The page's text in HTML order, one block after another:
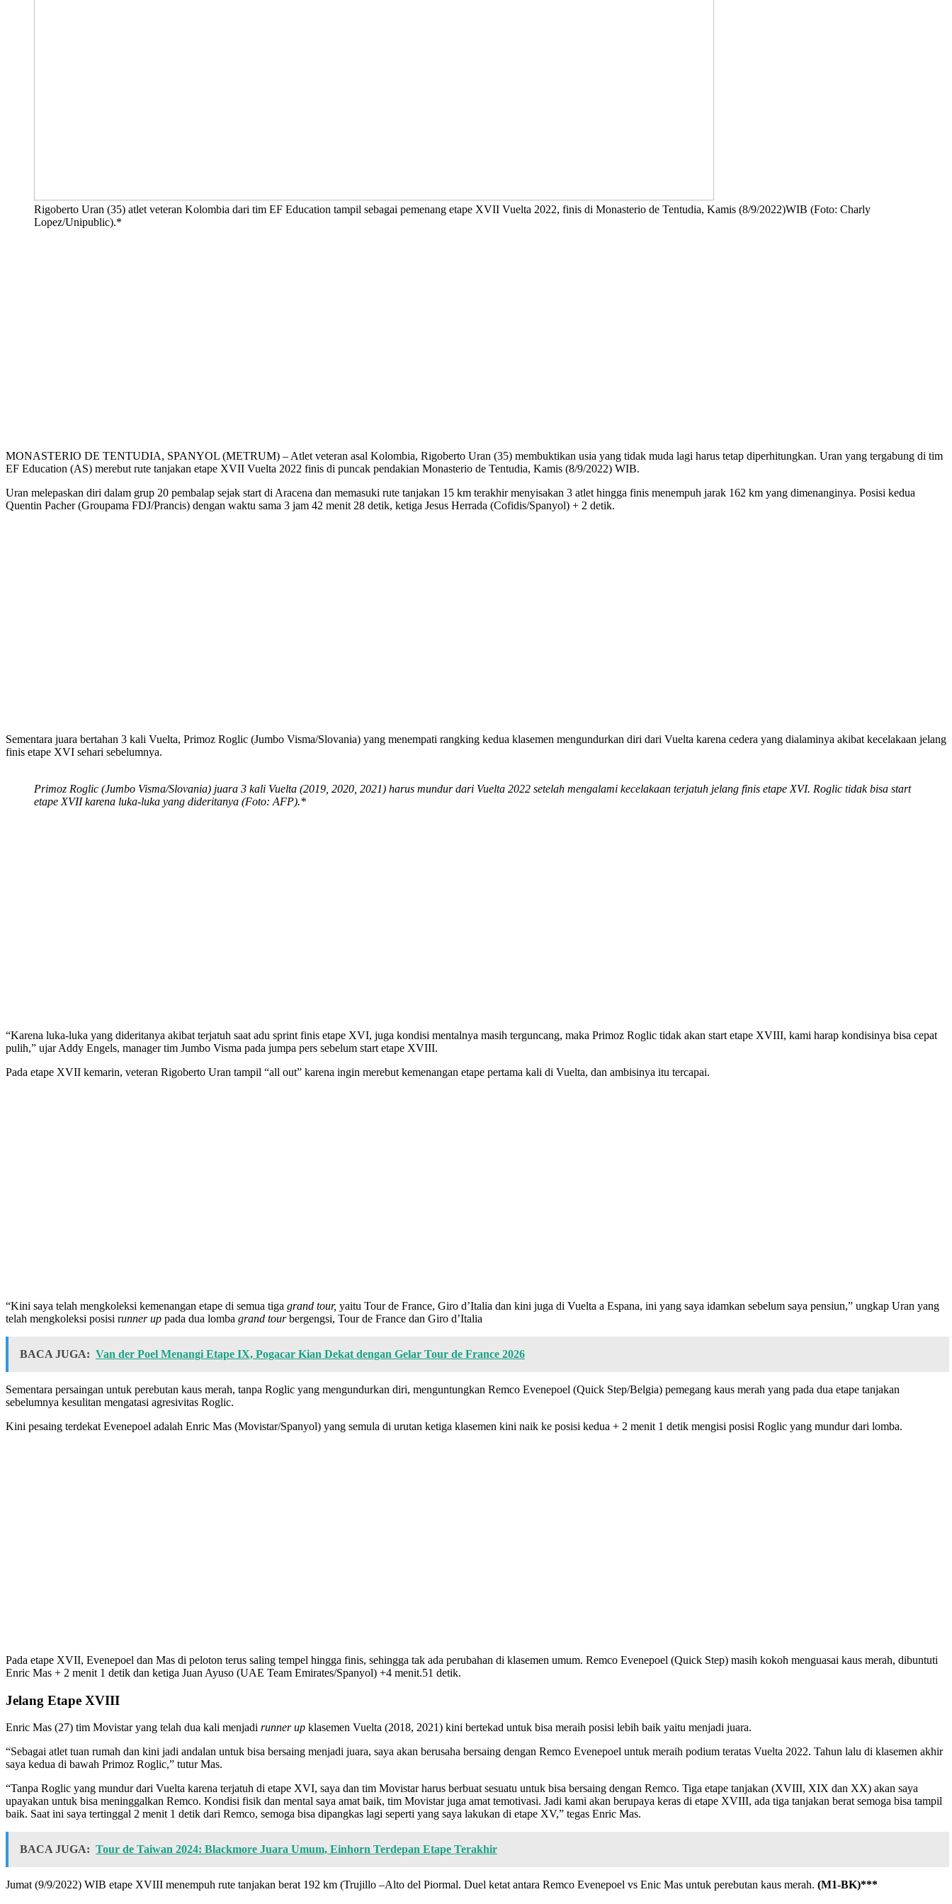
Rigoberto Uran (35) atlet veteran Kolombia dari tim EF Education tampil sebagai pemenang etape XVII Vuelta 2022, finis di Monasterio de Tentudia, Kamis (8/9/2022)WIB (Foto: Charly
Lopez/Unipublic).*
MONASTERIO DE TENTUDIA, SPANYOL (METRUM) – Atlet veteran asal Kolombia, Rigoberto Uran (35) membuktikan usia yang tidak muda lagi harus tetap diperhitungkan. Uran yang tergabung di tim
EF Education (AS) merebut rute tanjakan etape XVII Vuelta 2022 finis di puncak pendakian Monasterio de Tentudia, Kamis (8/9/2022) WIB.
Uran melepaskan diri dalam grup 20 pembalap sejak start di Aracena dan memasuki rute tanjakan 15 km terakhir menyisakan 3 atlet hingga finis menempuh jarak 162 km yang dimenanginya. Posisi kedua
Quentin Pacher (Groupama FDJ/Prancis) dengan waktu sama 3 jam 42 menit 28 detik, ketiga Jesus Herrada (Cofidis/Spanyol) + 2 detik.
Sementara juara bertahan 3 kali Vuelta, Primoz Roglic (Jumbo Visma/Slovania) yang menempati rangking kedua klasemen mengundurkan diri dari Vuelta karena cedera yang dialaminya akibat kecelakaan jelang
finis etape XVI sehari sebelumnya.
Primoz Roglic (Jumbo Visma/Slovania) juara 3 kali Vuelta (2019, 2020, 2021) harus mundur dari Vuelta 2022 setelah mengalami kecelakaan terjatuh jelang finis etape XVI. Roglic tidak bisa start
etape XVII karena luka-luka yang dideritanya (Foto: AFP).*
“Karena luka-luka yang dideritanya akibat terjatuh saat adu sprint finis etape XVI, juga kondisi mentalnya masih terguncang, maka Primoz Roglic tidak akan start etape XVIII, kami harap kondisinya bisa cepat
pulih,” ujar Addy Engels, manager tim Jumbo Visma pada jumpa pers sebelum start etape XVIII.
Pada etape XVII kemarin, veteran Rigoberto Uran tampil “all out” karena ingin merebut kemenangan etape pertama kali di Vuelta, dan ambisinya itu tercapai.
“Kini saya telah mengkoleksi kemenangan etape di semua tiga grand tour, yaitu Tour de France, Giro d’Italia dan kini juga di Vuelta a Espana, ini yang saya idamkan sebelum saya pensiun,” ungkap Uran yang
telah mengkoleksi posisi runner up pada dua lomba grand tourbergengsi, Tour de France dan Giro d’Italia
BACA JUGA: Van der Poel Menangi Etape IX, Pogacar Kian Dekat dengan Gelar Tour de France 2026
Sementara persaingan untuk perebutan kaus merah, tanpa Roglic yang mengundurkan diri, menguntungkan Remco Evenepoel (Quick Step/Belgia) pemegang kaus merah yang pada dua etape tanjakan
sebelumnya kesulitan mengatasi agresivitas Roglic.
Kini pesaing terdekat Evenepoel adalah Enric Mas (Movistar/Spanyol) yang semula di urutan ketiga klasemen kini naik ke posisi kedua + 2 menit 1 detik mengisi posisi Roglic yang mundur dari lomba.
Pada etape XVII, Evenepoel dan Mas di peloton terus saling tempel hingga finis, sehingga tak ada perubahan di klasemen umum. Remco Evenepoel (Quick Step) masih kokoh menguasai kaus merah, dibuntuti
Enric Mas + 2 menit 1 detik dan ketiga Juan Ayuso (UAE Team Emirates/Spanyol) +4 menit.51 detik.
Jelang Etape XVIII
Enric Mas (27) tim Movistar yang telah dua kali menjadi runner up klasemen Vuelta (2018, 2021) kini bertekad untuk bisa meraih posisi lebih baik yaitu menjadi juara.
“Sebagai atlet tuan rumah dan kini jadi andalan untuk bisa bersaing menjadi juara, saya akan berusaha bersaing dengan Remco Evenepoel untuk meraih podium teratas Vuelta 2022. Tahun lalu di klasemen akhir
saya kedua di bawah Primoz Roglic,” tutur Mas.
“Tanpa Roglic yang mundur dari Vuelta karena terjatuh di etape XVI, saya dan tim Movistar harus berbuat sesuatu untuk bisa bersaing dengan Remco. Tiga etape tanjakan (XVIII, XIX dan XX) akan saya
upayakan untuk bisa meninggalkan Remco. Kondisi fisik dan mental saya amat baik, tim Movistar juga amat temotivasi. Jadi kami akan berupaya keras di etape XVIII, ada tiga tanjakan berat semoga bisa tampil
baik. Saat ini saya tertinggal 2 menit 1 detik dari Remco, semoga bisa dipangkas lagi seperti yang saya lakukan di etape XV,” tegas Enric Mas.
BACA JUGA: Tour de Taiwan 2024: Blackmore Juara Umum, Einhorn Terdepan Etape Terakhir
Jumat (9/9/2022) WIB etape XVIII menempuh rute tanjakan berat 192 km (Trujillo –Alto del Piormal. Duel ketat antara Remco Evenepoel vs Enic Mas untuk perebutan kaus merah. (M1-BK)***